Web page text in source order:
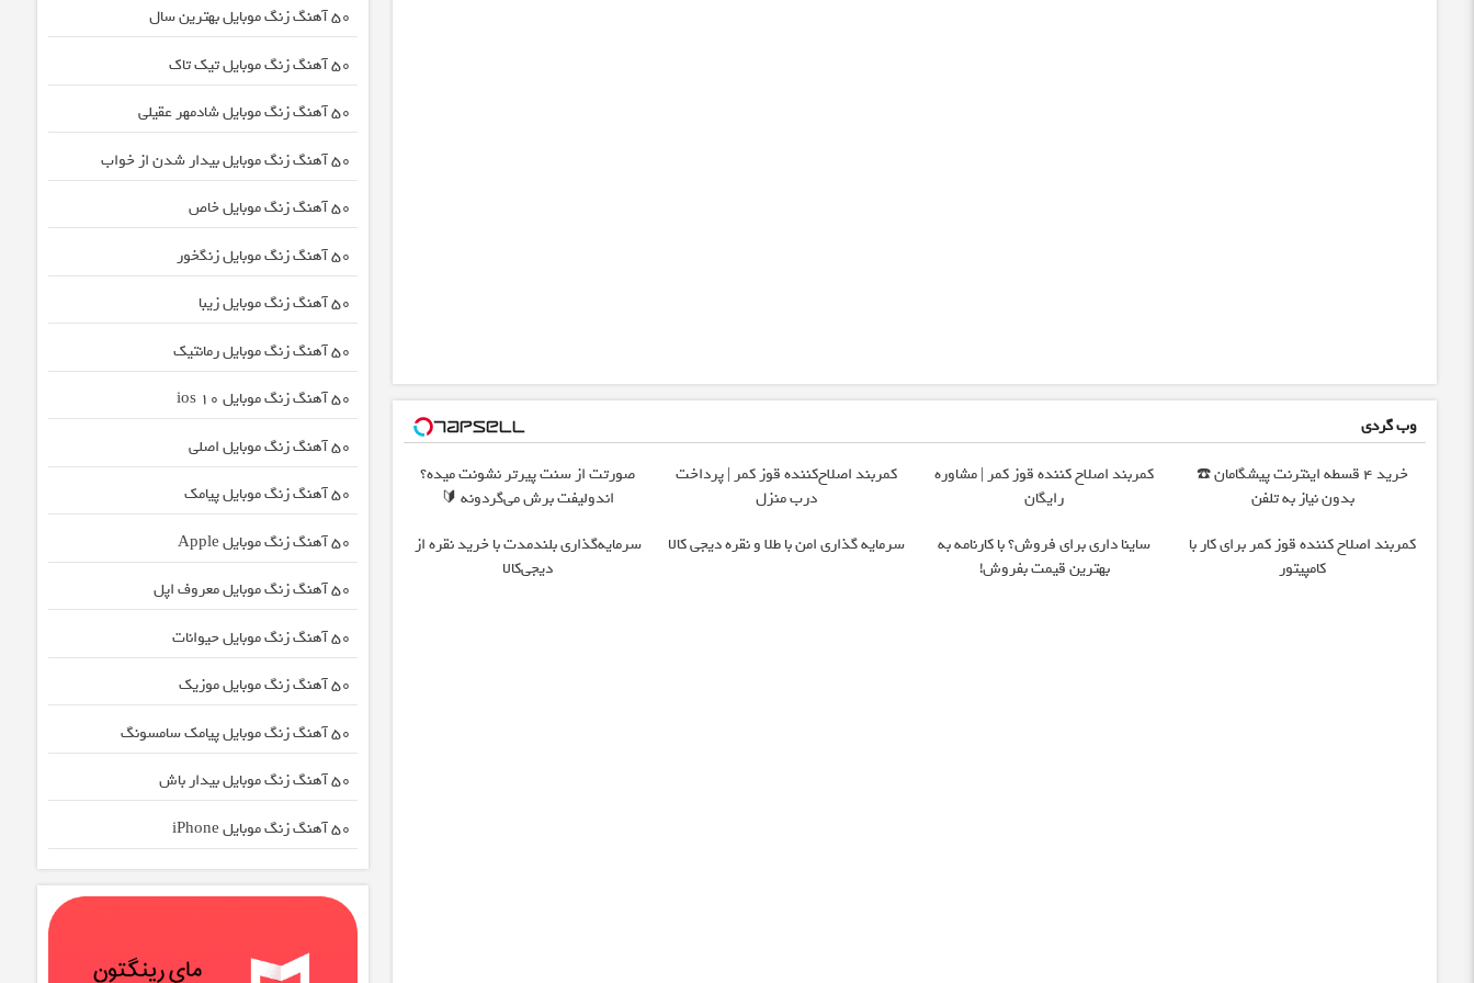
وب گردی
خرید 4 قسطه اینترنت پیشگامان ☎️
بدون نیاز به تلفن
کمربند اصلاح کننده قوز کمر | مشاوره
رایگان
کمربند اصلاح‌کننده قوز کمر | پرداخت
درب منزل
صورتت از سنت پیرتر نشونت میده؟
اندولیفت برش می‌گردونه 🔰
کمربند اصلاح کننده قوز کمر برای کار با
کامپیتور
ساینا داری برای فروش؟ با کارنامه به
بهترین قیمت بفروش!
سرمایه گذاری امن با طلا و نقره دیجی کالا
سرمایه‌گذاری بلندمدت با خرید نقره از
دیجی‌کالا
50 آهنگ زنگ موبایل بهترین سال
50 آهنگ زنگ موبایل تیک تاک
50 آهنگ زنگ موبایل شادمهر عقیلی
50 آهنگ زنگ موبایل بیدار شدن از خواب
50 آهنگ زنگ موبایل خاص
50 آهنگ زنگ موبایل زنگخور
50 آهنگ زنگ موبایل زیبا
50 آهنگ زنگ موبایل رمانتیک
50 آهنگ زنگ موبایل ios 10
50 آهنگ زنگ موبایل اصلی
50 آهنگ زنگ موبایل پیامک
50 آهنگ زنگ موبایل Apple
50 آهنگ زنگ موبایل معروف اپل
50 آهنگ زنگ موبایل حیوانات
50 آهنگ زنگ موبایل موزیک
50 آهنگ زنگ موبایل پیامک سامسونگ
50 آهنگ زنگ موبایل بیدار باش
50 آهنگ زنگ موبایل iPhone